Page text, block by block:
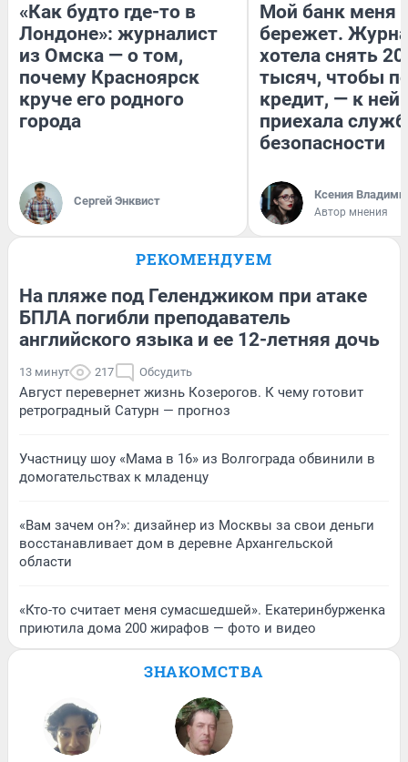
«Как будто где-то в
Лондоне»: журналист
из Омска — о том,
почему Красноярск
круче его родного
города
Сергей Энквист
Мой банк меня
бережет.
хотела снять
тысяч, чтобы
кредит, — к
приехала
безопасности
Ксения
Автор мнения
РЕКОМЕНДУЕМ
На пляже под Геленджиком при атаке
БПЛА погибли преподаватель
английского языка и ее 12-летняя дочь
13 минут 217 Обсудить
Август перевернет жизнь Козерогов. К чему готовит
ретроградный Сатурн — прогноз
Участницу шоу «Мама в 16» из Волгограда обвинили в
домогательствах к младенцу
«Вам зачем он?»: дизайнер из Москвы за свои деньги
восстанавливает дом в деревне Архангельской
области
«Кто-то считает меня сумасшедшей». Екатеринбурженка
приютила дома 200 жирафов — фото и видео
ЗНАКОМСТВА